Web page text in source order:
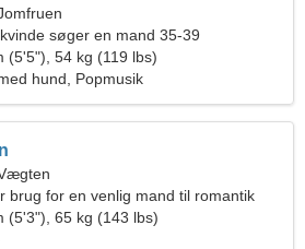
søger en mand 35-39
(5'5"), 54 kg (119 lbs)
hund, Popmusik
brug for en venlig mand til romantik
(5'3"), 65 kg (143 lbs)